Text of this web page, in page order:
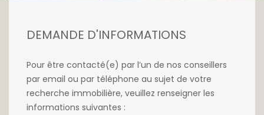
DEMANDE D'INFORMATIONS
Pour être contacté(e) par l’un de nos conseillers
par email ou par téléphone au sujet de votre
recherche immobilière, veuillez renseigner les
informations suivantes :